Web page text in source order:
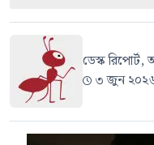
ডেস্ক
৩ জুন